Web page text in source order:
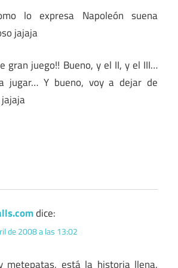
lo expresa Napoleón suena
jajaja
gran juego!! Bueno, y el II, y el III…
jugar… Y bueno, voy a dejar de
dice:
de 2008 a las 13:02
metepatas, está la historia llena.